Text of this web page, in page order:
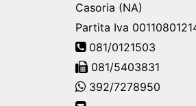
Casoria (NA)
Partita Iva
081/0121503
081/5403831
392/7278950